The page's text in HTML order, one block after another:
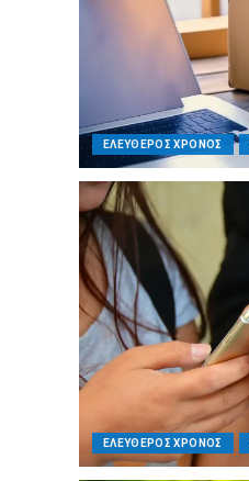
ΕΛΕΥΘΕΡΟΣ ΧΡΟΝΟΣ
ΕΛΕΥΘΕΡΟΣ ΧΡΟΝΟΣ